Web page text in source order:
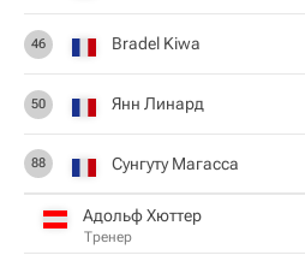
46 Bradel Kiwa
50 Янн Линард
88 Сунгуту Магасса
Адольф Хюттер
Тренер